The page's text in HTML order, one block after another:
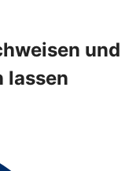
und
lassen